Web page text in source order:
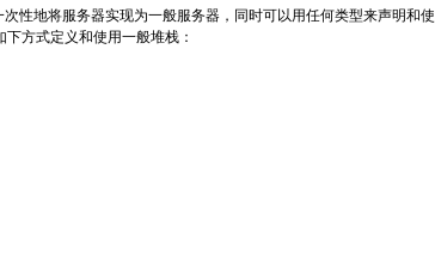
性地将服务器实现为一般服务器，同时可以用任何类型来声明和使
方式定义和使用一般堆栈：